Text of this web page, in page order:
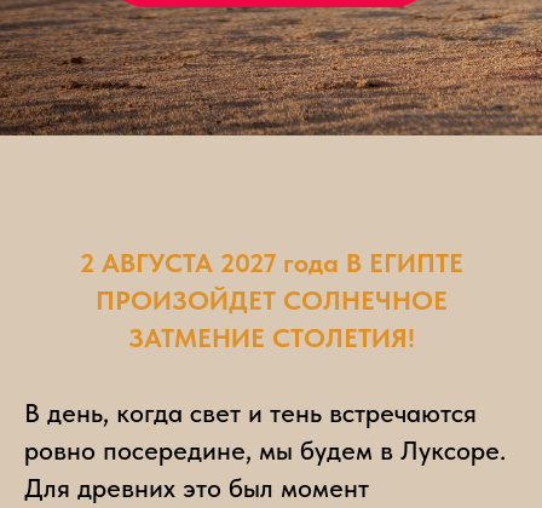
2 АВГУСТА 2027 года В ЕГИПТЕ
ПРОИЗОЙДЕТ СОЛНЕЧНОЕ
ЗАТМЕНИЕ СТОЛЕТИЯ!
В день, когда свет и тень встречаются
ровно посередине, мы будем в Луксоре.
Для древних это был момент